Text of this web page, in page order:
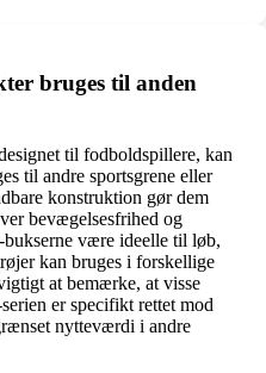
bruges til anden
til fodboldspillere, kan
til andre sportsgrene eller
konstruktion gør dem
bevægelsesfrihed og
være ideelle til løb,
kan bruges i forskellige
at bemærke, at visse
er specifikt rettet mod
nytteværdi i andre